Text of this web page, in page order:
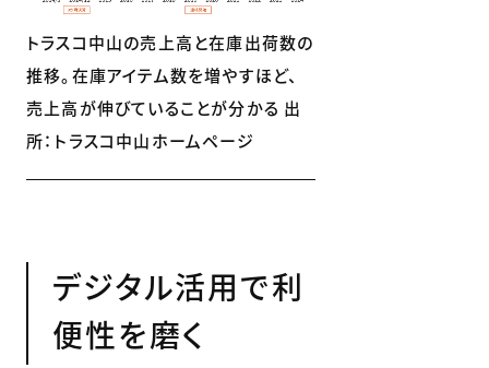
トラスコ中山の売上高と在庫出荷数の
推移。在庫アイテム数を増やすほど、
売上高が伸びていることが分かる 出
所：トラスコ中山ホームページ
デジタル活用で利
便性を磨く